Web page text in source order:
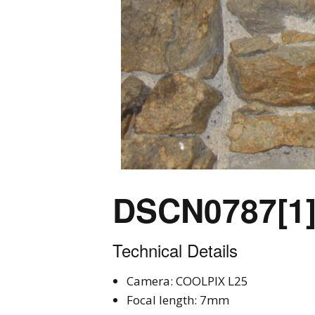
Technical Details
Camera: COOLPIX L25
Focal length: 7mm